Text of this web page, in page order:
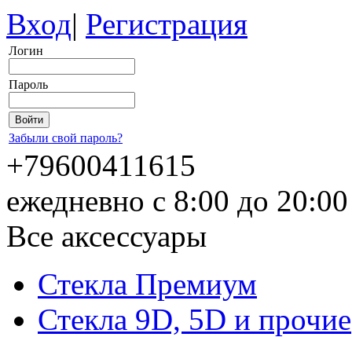
Вход| Регистрация
Логин
Пароль
Забыли свой пароль?
+79600411615
ежедневно с 8:00 до
Все аксессуары
Стекла Премиум
Стекла 9D, 5D и прочие